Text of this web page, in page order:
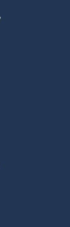
hyperlien
hyperlien
s'ouvrira
externe
dans une